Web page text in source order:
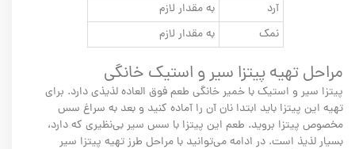
آرد
به مقدار لازم
نمک
به مقدار لازم
مراحل تهیه پیتزا سیر و استیک خانگی
پیتزا سیر و استیک با خمیر خانگی طعم فوق العاده لذیذی دارد. برای
تهیه این پیتزا باید ابتدا نان آن را آماده کنید و بعد به سراغ سس
مخصوص پیتزا بروید. طعم این پیتزا با سس سیر بی‌نظیری که دارد،
بسیار لذیذ است. در ادامه می‌توانید با مراحل طرز تهیه پیتزا سیر